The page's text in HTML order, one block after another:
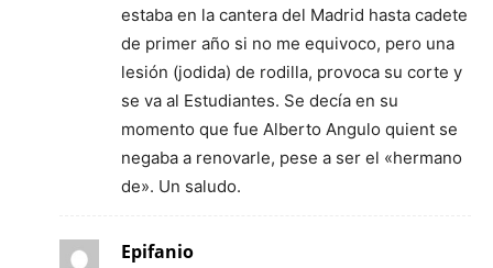
estaba en la cantera del Madrid hasta cadete
de primer año si no me equivoco, pero una
lesión (jodida) de rodilla, provoca su corte y
se va al Estudiantes. Se decía en su
momento que fue Alberto Angulo quient se
negaba a renovarle, pese a ser el «hermano
de». Un saludo.
Epifanio